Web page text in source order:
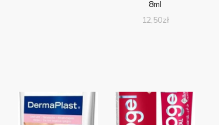
8ml
12,50zł